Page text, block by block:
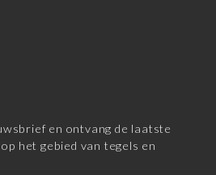
en ontvang de laatste
het gebied van tegels en